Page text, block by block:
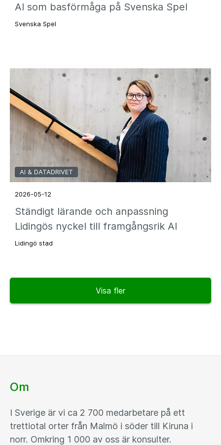
AI som basförmåga på Svenska Spel
Svenska Spel
AI & DATADRIVET
2026-05-12
Ständigt lärande och anpassning
Lidingös nyckel till framgångsrik AI
Lidingö stad
Visa fler
Om
I Sverige är vi ca 2 700 medarbetare på ett
trettiotal orter från Malmö i söder till Kiruna i
norr. Omkring 1 000 av oss är konsulter.